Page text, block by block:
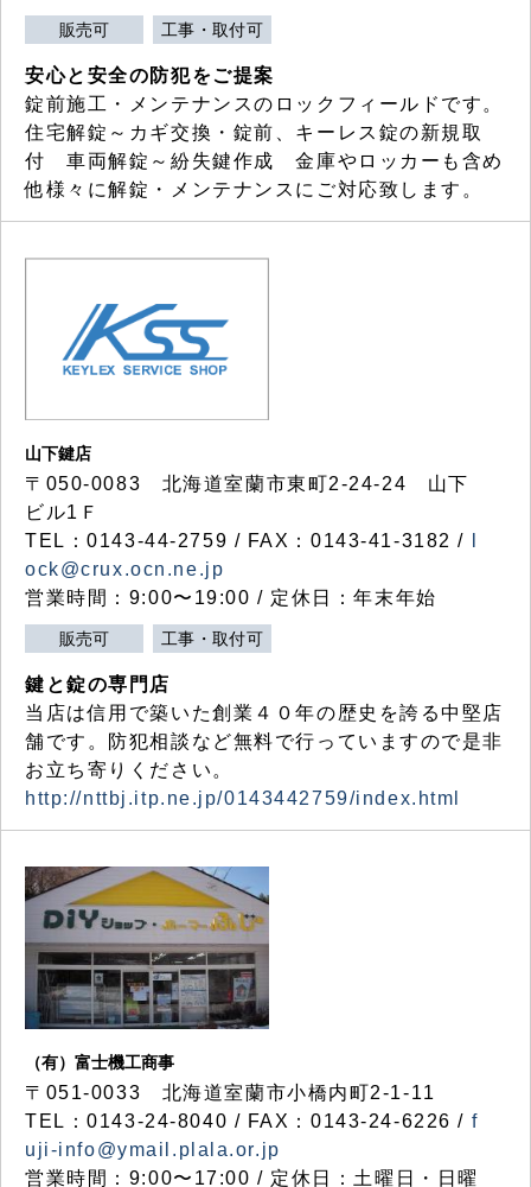
販売可 工事・取付可
安心と安全の防犯をご提案
錠前施工・メンテナンスのロックフィールドです。
住宅解錠～カギ交換・錠前、キーレス錠の新規取
付 車両解錠～紛失鍵作成 金庫やロッカーも含め
他様々に解錠・メンテナンスにご対応致します。
山下鍵店
〒050-0083 北海道室蘭市東町2-24-24 山下
ビル1Ｆ
TEL：0143-44-2759 / FAX：0143-41-3182 /
ock@crux.ocn.ne.jp
営業時間：9:00〜19:00 / 定休日：年末年始
販売可 工事・取付可
鍵と錠の専門店
当店は信用で築いた創業４０年の歴史を誇る中堅店
舗です。防犯相談など無料で行っていますので是非
お立ち寄りください。
http://nttbj.itp.ne.jp/0143442759/index.html
（有）富士機工商事
〒051-0033 北海道室蘭市小橋内町2-1-11
TEL：0143-24-8040 / FAX：0143-24-6226 / f
uji-info@ymail.plala.or.jp
営業時間：9:00〜17:00 / 定休日：土曜日・日曜